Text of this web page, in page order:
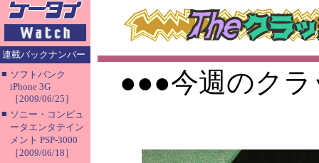
連載バックナンバー
■ ソフトバンク
iPhone 3G
［2009/06/25］
■ ソニー・コンピュ
ータエンタテイン
メント PSP-3000
［2009/06/18］
●●●今週のク